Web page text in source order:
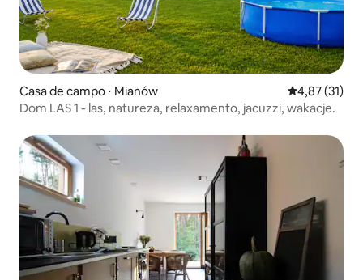
Casa de campo ⋅ Mianów 4,87 de uma
4,87 (31)
Dom LAS 1 - las, natureza, relaxamento, jacuzzi, wakacje.